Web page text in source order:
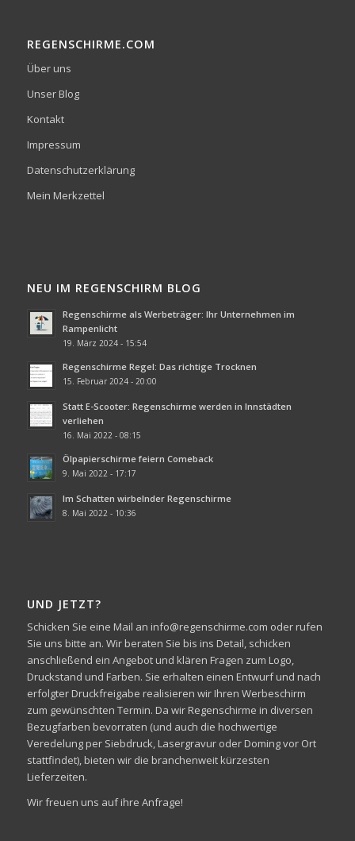
REGENSCHIRME.COM
Über uns
Unser Blog
Kontakt
Impressum
Datenschutzerklärung
Mein Merkzettel
NEU IM REGENSCHIRM BLOG
Regenschirme als Werbeträger: Ihr Unternehmen im
Rampenlicht
19. März 2024 - 15:54
Regenschirme Regel: Das richtige Trocknen
15. Februar 2024 - 20:00
Statt E-Scooter: Regenschirme werden in Innstädten
verliehen
16. Mai 2022 - 08:15
Ölpapierschirme feiern Comeback
9. Mai 2022 - 17:17
Im Schatten wirbelnder Regenschirme
8. Mai 2022 - 10:36
UND JETZT?
Schicken Sie eine Mail an info@regenschirme.com oder rufen
Sie uns bitte an. Wir beraten Sie bis ins Detail, schicken
anschließend ein Angebot und klären Fragen zum Logo,
Druckstand und Farben. Sie erhalten einen Entwurf und nach
erfolgter Druckfreigabe realisieren wir Ihren Werbeschirm
zum gewünschten Termin. Da wir Regenschirme in diversen
Bezugfarben bevorraten (und auch die hochwertige
Veredelung per Siebdruck, Lasergravur oder Doming vor Ort
stattfindet), bieten wir die branchenweit kürzesten
Lieferzeiten.
Wir freuen uns auf ihre Anfrage!